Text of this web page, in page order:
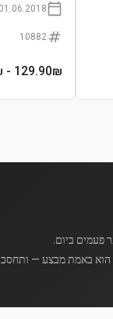
01.06.2018
10882
129.90₪
- 274.70₪
באמת מבצע —